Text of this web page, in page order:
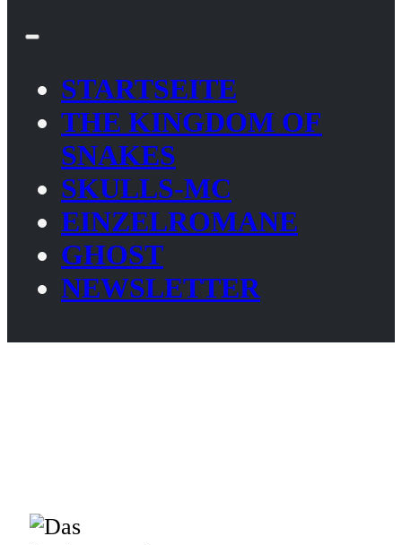
STARTSEITE
THE KINGDOM OF
SNAKES
SKULLS-MC
EINZELROMANE
GHOST
NEWSLETTER